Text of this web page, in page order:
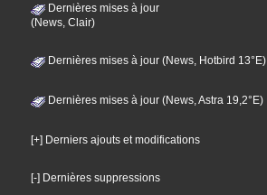
Dernières mises à jour
(News, Clair)
Dernières mises à jour (News, Hotbird 13°E)
Dernières mises à jour (News, Astra 19,2°E)
[+] Derniers ajouts et modifications
[-] Dernières suppressions